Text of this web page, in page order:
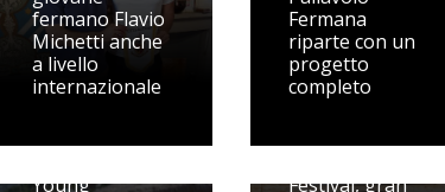
fermano Flavio
Michetti anche
a livello
internazionale
Fermana
riparte con un
progetto
completo
Young
Festival, gran